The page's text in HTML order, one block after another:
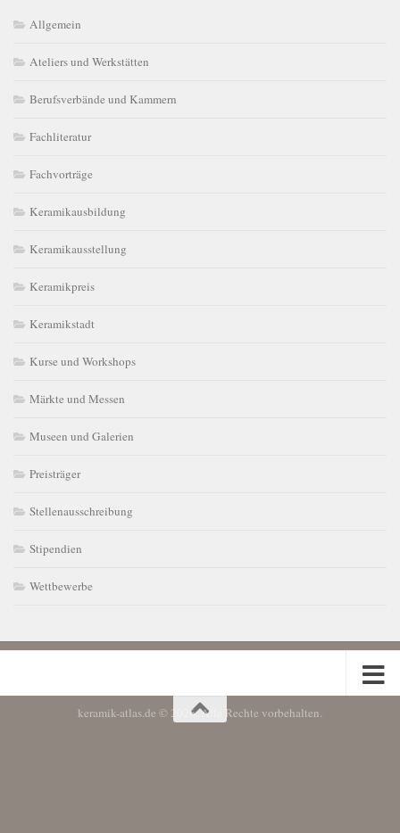
Allgemein
Ateliers und Werkstätten
Berufsverbände und Kammern
Fachliteratur
Fachvorträge
Keramikausbildung
Keramikausstellung
Keramikpreis
Keramikstadt
Kurse und Workshops
Märkte und Messen
Museen und Galerien
Preisträger
Stellenausschreibung
Stipendien
Wettbewerbe
keramik-atlas.de © 2026. Alle Rechte vorbehalten.